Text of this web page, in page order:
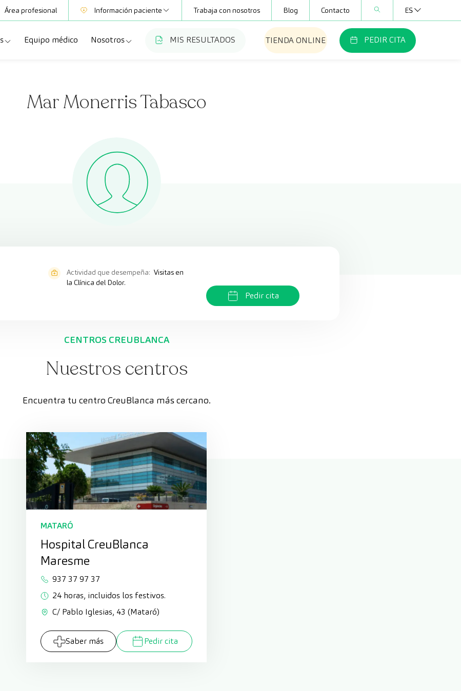
Área profesional Información paciente
Mutuas
Club CreuBlanca
Trabaja con nosotros Blog Contacto ES
diagnósticas
Equipo médico Nosotros
Trabaja con nosotros
CreuBlanca Empresas
Fundación Privada Imhotep
Preguntas frecuentes
MIS RESULTADOS TIENDA ONLINE PEDIR CITA
Mar Monerris Tabasco
Actividad que desempeña: Visitas en
la Clínica del Dolor.
Pedir cita
CENTROS CREUBLANCA
Nuestros centros
Encuentra tu centro CreuBlanca más cercano.
MATARÓ
Hospital CreuBlanca
Maresme
937 37 97 37
24 horas, incluidos los festivos.
C/ Pablo Iglesias, 43 (Mataró)
Saber más Pedir cita